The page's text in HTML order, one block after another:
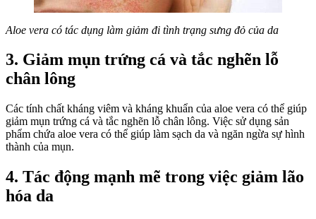
Aloe vera có tác dụng làm giảm đi tình trạng sưng đỏ của da
3. Giảm mụn trứng cá và tắc nghẽn lỗ
chân lông
Các tính chất kháng viêm và kháng khuẩn của aloe vera có thể giúp
giảm mụn trứng cá và tắc nghẽn lỗ chân lông. Việc sử dụng sản
phẩm chứa aloe vera có thể giúp làm sạch da và ngăn ngừa sự hình
thành của mụn.
4. Tác động mạnh mẽ trong việc giảm lão
hóa da